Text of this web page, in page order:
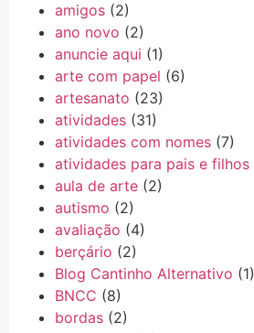
amigos (2)
ano novo (2)
anuncie aqui (1)
arte com papel (6)
artesanato (23)
atividades (31)
atividades com nomes (7)
atividades para pais e filhos
aula de arte (2)
autismo (2)
avaliação (4)
berçário (2)
Blog Cantinho Alternativo (1)
BNCC (8)
bordas (2)